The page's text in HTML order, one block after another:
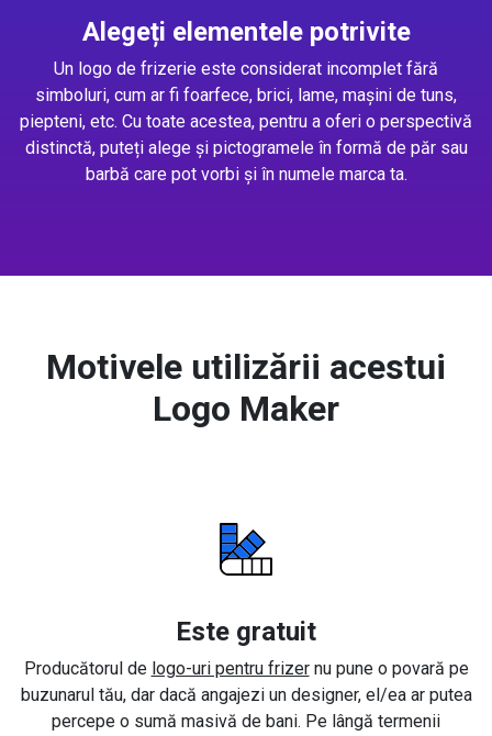
Alegeți elementele potrivite
Un logo de frizerie este considerat incomplet fără
simboluri, cum ar fi foarfece, brici, lame, mașini de tuns,
piepteni, etc. Cu toate acestea, pentru a oferi o perspectivă
distinctă, puteți alege și pictogramele în formă de păr sau
barbă care pot vorbi și în numele marca ta.
Motivele utilizării acestui
Logo Maker
Este gratuit
Producătorul de logo-uri pentru frizernu pune o povară pe
buzunarul tău, dar dacă angajezi un designer, el/ea ar putea
percepe o sumă masivă de bani. Pe lângă termenii